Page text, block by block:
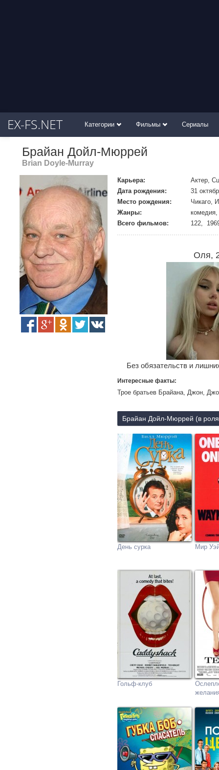
EX-FS.NET Категории Фильмы Сериалы
Брайан Дойл-Мюррей
Brian Doyle-Murray
Карьера:
Актер,
Дата рождения:
31
Место рождения:
Чикаго,
Жанры:
Всего фильмов:
122,
Оля,
Без обязательств и
Интересные факты:
Трое братьев Брайана, Джон,
Брайан Дойл-Мюррей (в
День сурка Мир
Гольф-клуб